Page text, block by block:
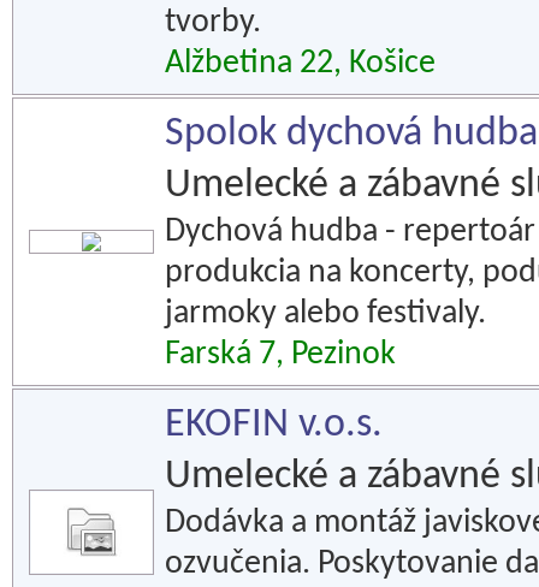
tvorby.
Alžbetina 22, Košice
Spolok dychová hudba
Umelecké a zábavné
Dychová hudba -
produkcia na koncerty,
jarmoky alebo festivaly.
Farská 7, Pezinok
EKOFIN v.o.s.
Umelecké a zábavné
Dodávka a montáž
ozvučenia. Poskytovanie